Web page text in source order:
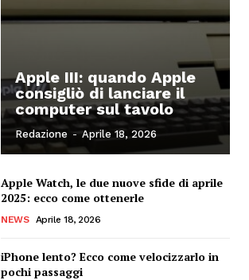
Apple III: quando Apple
consigliò di lanciare il
computer sul tavolo
Redazione - Aprile 18, 2026
Apple Watch, le due nuove sfide di aprile
2025: ecco come ottenerle
NEWS Aprile 18, 2026
iPhone lento? Ecco come velocizzarlo in
pochi passaggi